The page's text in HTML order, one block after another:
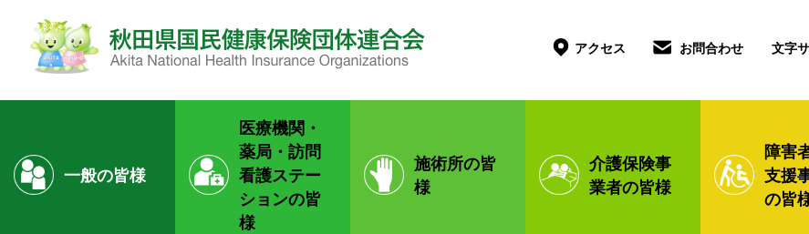
アクセス お問合わせ 文字
一般の皆様
医療機関・
薬局・訪問
看護ステー
ションの皆
様
施術所の皆
様
介護保険事
業者の皆様
障害
支援
の皆